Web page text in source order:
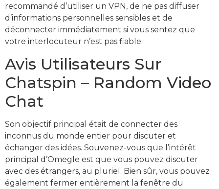
recommandé d’utiliser un VPN, de ne pas diffuser
d’informations personnelles sensibles et de
déconnecter immédiatement si vous sentez que
votre interlocuteur n’est pas fiable.
Avis Utilisateurs Sur
Chatspin – Random Video
Chat
Son objectif principal était de connecter des
inconnus du monde entier pour discuter et
échanger des idées. Souvenez-vous que l’intérêt
principal d’Omegle est que vous pouvez discuter
avec des étrangers, au pluriel. Bien sûr, vous pouvez
également fermer entièrement la fenêtre du